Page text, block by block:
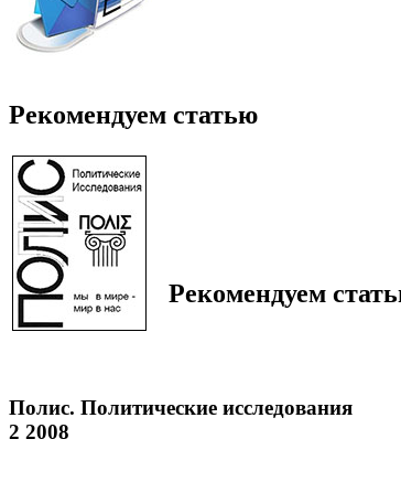
Рекомендуем статью
Рекомендуем
Полис. Политические исследования
2 2008